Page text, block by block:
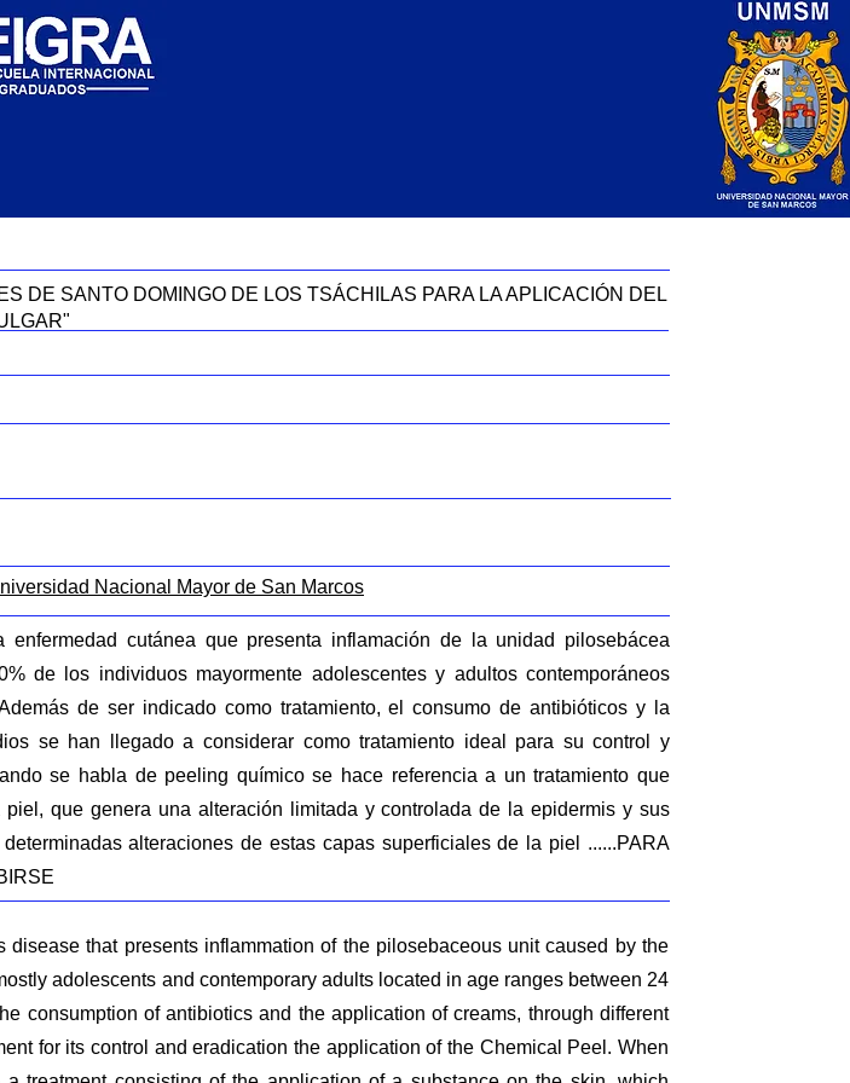
DE SANTO DOMINGO DE LOS TSÁCHILAS PARA LA APLICACIÓN DEL
Nacional Mayor de San Marcos
cutánea que presenta inflamación de la unidad pilosebácea
de los individuos mayormente adolescentes y adultos contemporáneos
de ser indicado como tratamiento, el consumo de antibióticos y la
se han llegado a considerar como tratamiento ideal para su control y
se habla de peeling químico se hace referencia a un tratamiento que
que genera una alteración limitada y controlada de la epidermis y sus
alteraciones de estas capas superficiales de la piel ......PARA
that presents inflammation of the pilosebaceous unit caused by the
adolescents and contemporary adults located in age ranges between 24
consumption of antibiotics and the application of creams, through different
for its control and eradication the application of the Chemical Peel. When